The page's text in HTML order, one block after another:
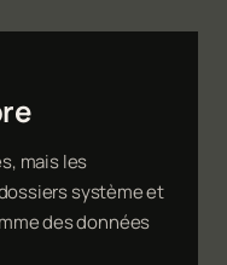
mais les
système et
des données